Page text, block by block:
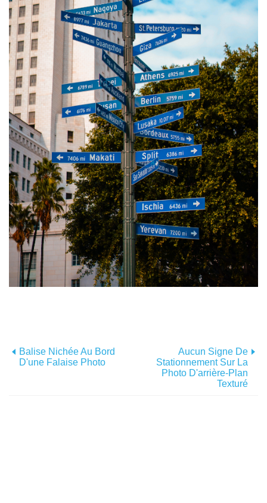
Balise Nichée Au Bord
D'une Falaise Photo
Aucun Signe De
Stationnement Sur La
Photo D'arrière-Plan
Texturé